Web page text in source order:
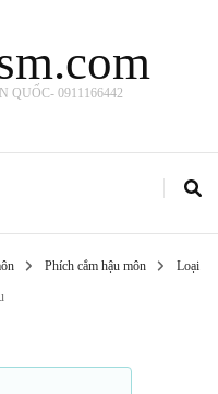
QUỐC- 0911166442
Phích cắm hậu môn
Loại